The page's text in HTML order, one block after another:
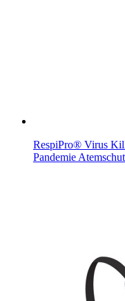
RespiPro® Virus
Pandemie